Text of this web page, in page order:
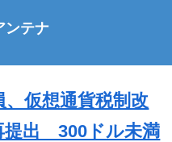
ンテナ
仮想通貨税制改
提出 300ドル未満